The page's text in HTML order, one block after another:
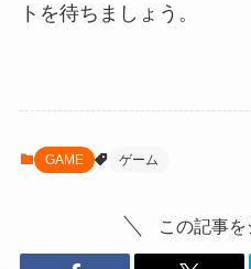
トを待ちましょう。
GAME ゲーム
この記事